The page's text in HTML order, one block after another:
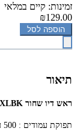
זמינות: קיים במלאי
₪129.00
הוספה לסל
תיאור
‏ראש דיו שחור Brother LC421XLBK.
תפוקת עמודים : 500 עמודים.